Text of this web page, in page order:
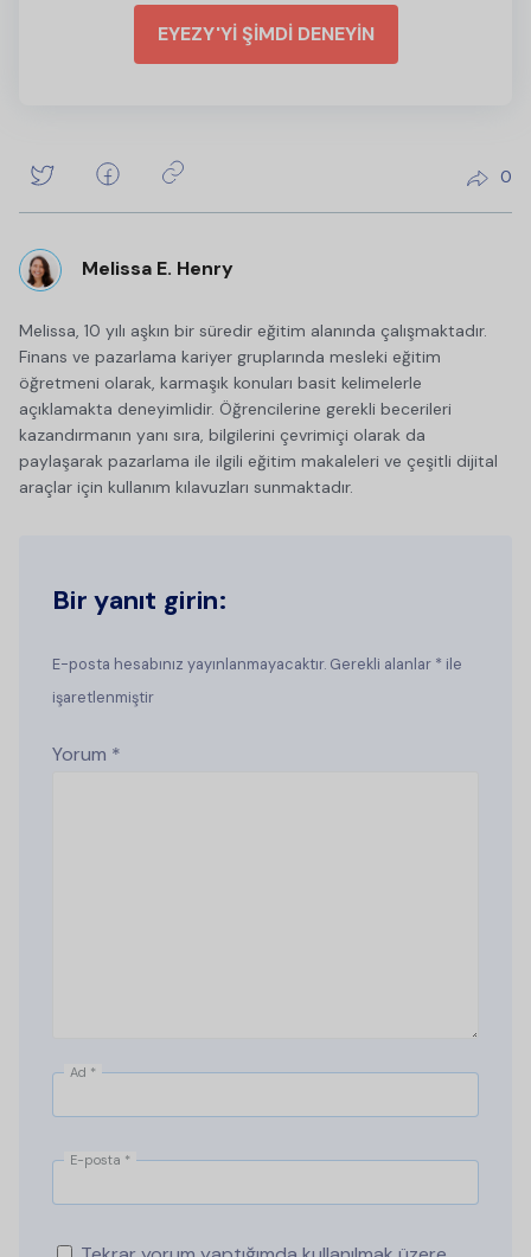
EYEZY'Yİ ŞİMDİ DENEYİN
0
Melissa E. Henry
Melissa, 10 yılı aşkın bir süredir eğitim alanında çalışmaktadır.
Finans ve pazarlama kariyer gruplarında mesleki eğitim
öğretmeni olarak, karmaşık konuları basit kelimelerle
açıklamakta deneyimlidir. Öğrencilerine gerekli becerileri
kazandırmanın yanı sıra, bilgilerini çevrimiçi olarak da
paylaşarak pazarlama ile ilgili eğitim makaleleri ve çeşitli dijital
araçlar için kullanım kılavuzları sunmaktadır.
Bir yanıt girin:
E-posta hesabınız yayınlanmayacaktır. Gerekli alanlar * ile
işaretlenmiştir
Yorum *
Ad *
E-posta *